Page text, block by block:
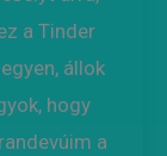
a Tinder
állok
hogy
a